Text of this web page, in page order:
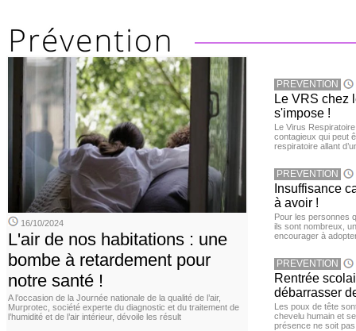
16/10/2024
L'air de nos habitations : une
bombe à retardement pour
notre santé !
A l’occasion de la Journée nationale de la qualité de l’air,
Murprotec, société experte du diagnostic et du traitement de
l’humidité et de l’air intérieur, dévoile les résult
PREVENTION
Le VRS chez
s'impose !
Le Virus
contagieux qui peut
respiratoire allant
PREVENTION
Insuffisance
à avoir !
Pour les personnes
ils sont nombreux,
encourager à
PREVENTION
Rentrée
débarrasser
Les poux de tête
chevelu humain et
présence ne soit